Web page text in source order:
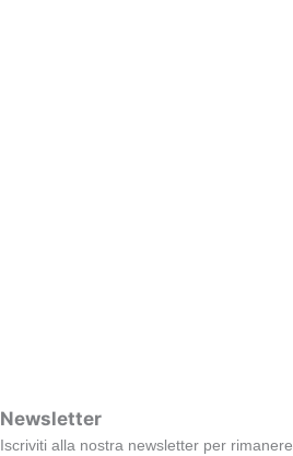
Newsletter
Iscriviti alla nostra newsletter per